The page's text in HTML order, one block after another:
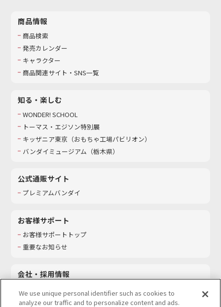
商品情報
商品検索
発売カレンダー
キャラクター
商品関連サイト・SNS一覧
知る・楽しむ
WONDER! SCHOOL
トーマス・エジソン特別展
キッザニア東京（おもちゃ工場パビリオン）​
バンダイミュージアム（栃木県）
公式通販サイト
プレミアムバンダイ
お客様サポート
お客様サポートトップ
重要なお知らせ
会社・採用情報
採用情報
We use unique personal identifier such as cookies to
analyze our traffic and to personalize content and ads.